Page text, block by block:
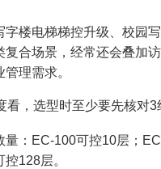
字楼电梯梯控升级、校园
复合场景，经常还会叠加
管理需求。
看，选型时至少要先核对3
量：EC-100可控10层；
控128层。